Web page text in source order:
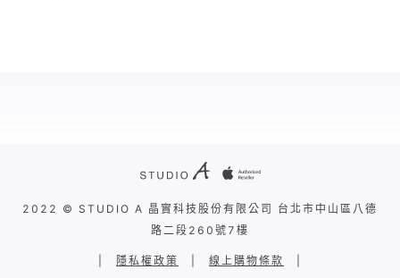
2022 © STUDIO A 晶實科技股份有限公司 台北市中山區八德
路二段260號7樓
隱私權政策 線上購物條款